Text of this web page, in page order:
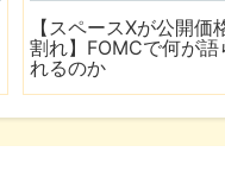
【スペースXが公開価
割れ】FOMCで何が語
れるのか